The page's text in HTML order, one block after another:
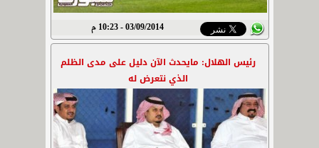
03/09/2014 - 10:23 م
رئيس الهلال: مايحدث الآن دليل على مدى الظلم
الذي نتعرض له